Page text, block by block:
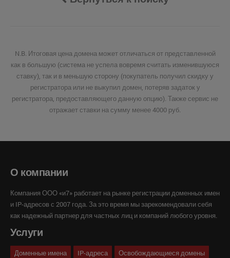
N.B. Итоговая цена домена может отличаться от представленной
как в большую (система не успела вовремя считать изменившуюся
ставку), так и в меньшую сторону (покупатель получил скидку у
регистратора или не выкупил домен, потеряв задаток у
регистратора, предоставляющего данную опцию). Также сервис не
отражает ставки на сумму менее 4000 руб.
О компании
Компания ООО «и7» работает на рынке регистрации доменных имен
и IP-адресов с 2007 года. За это время мы зарекомендовали себя
как надежный партнер для частных лиц и компаний любого уровня.
Услуги
Доменные имена IP-адреса Освобождающиеся домены